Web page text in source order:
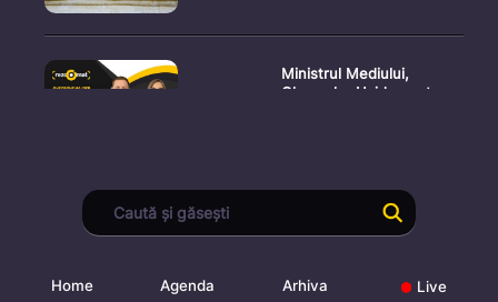
Ministrul Mediului,
Gheorghe Hajder, este
Consultări publice privind
proiectul de lege pent
Home Agenda Arhiva Live